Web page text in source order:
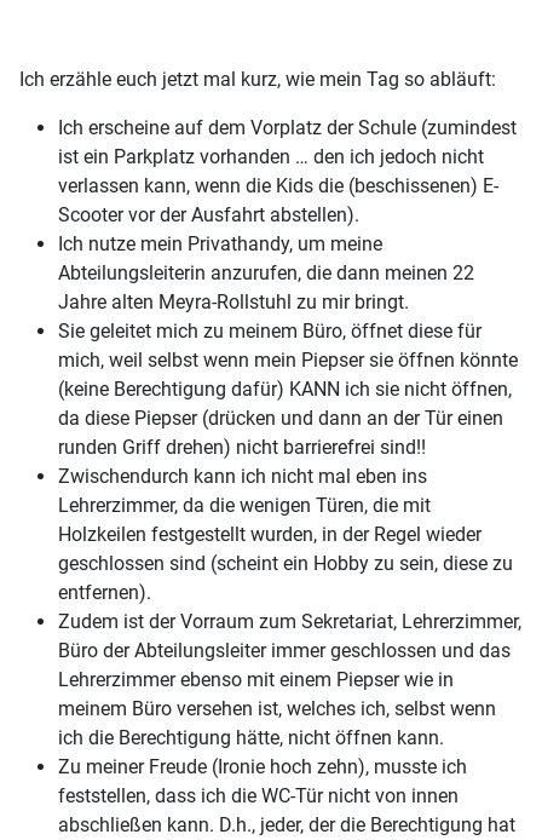
Ich erzähle euch jetzt mal kurz, wie mein Tag so abläuft:
Ich erscheine auf dem Vorplatz der Schule (zumindest
ist ein Parkplatz vorhanden … den ich jedoch nicht
verlassen kann, wenn die Kids die (beschissenen) E-
Scooter vor der Ausfahrt abstellen).
Ich nutze mein Privathandy, um meine
Abteilungsleiterin anzurufen, die dann meinen 22
Jahre alten Meyra-Rollstuhl zu mir bringt.
Sie geleitet mich zu meinem Büro, öffnet diese für
mich, weil selbst wenn mein Piepser sie öffnen könnte
(keine Berechtigung dafür) KANN ich sie nicht öffnen,
da diese Piepser (drücken und dann an der Tür einen
runden Griff drehen) nicht barrierefrei sind!!
Zwischendurch kann ich nicht mal eben ins
Lehrerzimmer, da die wenigen Türen, die mit
Holzkeilen festgestellt wurden, in der Regel wieder
geschlossen sind (scheint ein Hobby zu sein, diese zu
entfernen).
Zudem ist der Vorraum zum Sekretariat, Lehrerzimmer,
Büro der Abteilungsleiter immer geschlossen und das
Lehrerzimmer ebenso mit einem Piepser wie in
meinem Büro versehen ist, welches ich, selbst wenn
ich die Berechtigung hätte, nicht öffnen kann.
Zu meiner Freude (Ironie hoch zehn), musste ich
feststellen, dass ich die WC-Tür nicht von innen
abschließen kann. D.h., jeder, der die Berechtigung hat